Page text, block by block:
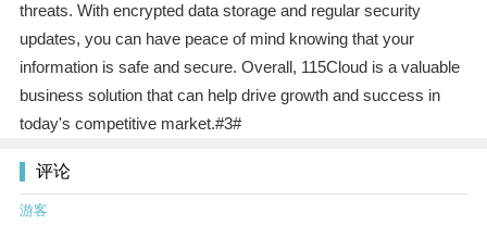
threats. With encrypted data storage and regular security
updates, you can have peace of mind knowing that your
information is safe and secure. Overall, 115Cloud is a valuable
business solution that can help drive growth and success in
today's competitive market.#3#
评论
游客